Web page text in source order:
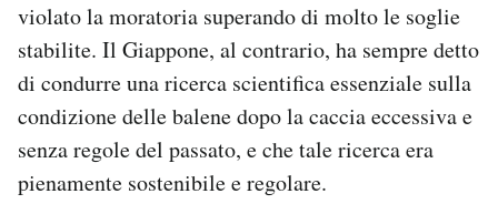
violato la moratoria superando di molto le soglie
stabilite. Il Giappone, al contrario, ha sempre detto
di condurre una ricerca scientifica essenziale sulla
condizione delle balene dopo la caccia eccessiva e
senza regole del passato, e che tale ricerca era
pienamente sostenibile e regolare.